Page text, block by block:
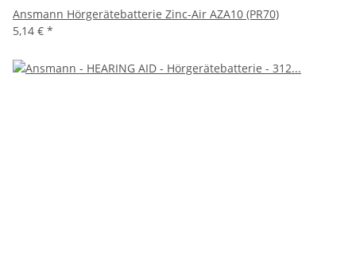
Ansmann Hörgerätebatterie Zinc-Air AZA10 (PR70)
5,14 € *